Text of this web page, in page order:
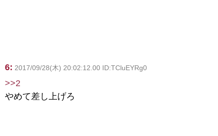
6: 2017/09/28(木) 20:02:12.00 ID:TCluEYRg0
>>2
やめて差し上げろ